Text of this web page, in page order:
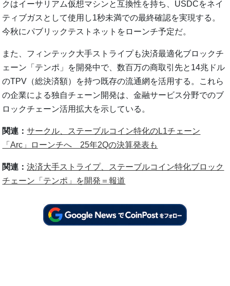
クはイーサリアム仮想マシンと互換性を持ち、USDCをネイ
ティブガスとして使用し1秒未満での最終確認を実現する。
今秋にパブリックテストネットをローンチ予定だ。
また、フィンテック大手ストライプも決済最適化ブロックチ
ェーン「テンポ」を開発中で、数百万の商取引先と14兆ドル
のTPV（総決済額）を持つ既存の流通網を活用する。これら
の企業による独自チェーン開発は、金融サービス分野でのブ
ロックチェーン活用拡大を示している。
関連：サークル、ステーブルコイン特化のL1チェーン
「Arc」ローンチへ 25年2Qの決算発表も
関連：決済大手ストライプ、ステーブルコイン特化ブロック
チェーン「テンポ」を開発＝報道